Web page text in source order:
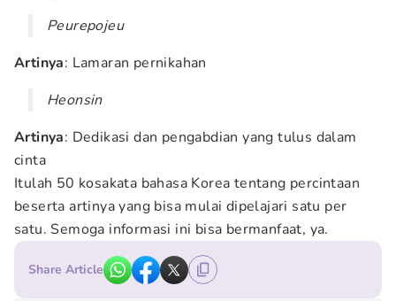
Peurepojeu
Artinya: Lamaran pernikahan
Heonsin
Artinya: Dedikasi dan pengabdian yang tulus dalam
cinta
Itulah 50 kosakata bahasa Korea tentang percintaan
beserta artinya yang bisa mulai dipelajari satu per
satu. Semoga informasi ini bisa bermanfaat, ya.
Share Article